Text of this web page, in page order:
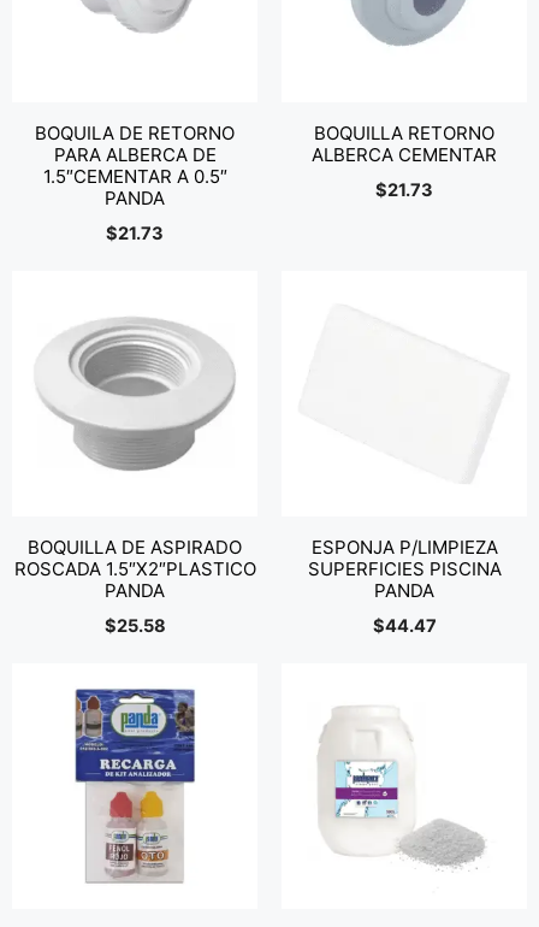
BOQUILA DE RETORNO
PARA ALBERCA DE
1.5″CEMENTAR A 0.5″
PANDA
$21.73
BOQUILLA RETORNO
ALBERCA CEMENTAR
$21.73
BOQUILLA DE ASPIRADO
ROSCADA 1.5″X2″PLASTICO
PANDA
$25.58
ESPONJA P/LIMPIEZA
SUPERFICIES PISCINA
PANDA
$44.47